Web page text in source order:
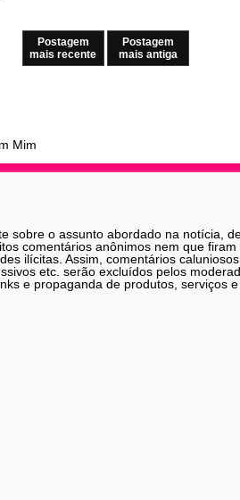
Postagem
mais recente
Postagem
mais antiga
Mim
sobre o assunto abordado na notícia,
comentários anônimos nem que
ilícitas. Assim, comentários
etc. serão excluídos pelos
e propaganda de produtos, serviços